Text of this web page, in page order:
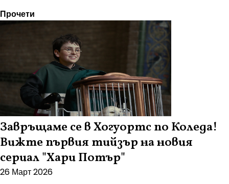
Прочети
Завръщаме се в Хогуортс по Коледа!
Вижте първия тийзър на новия
сериал "Хари Потър"
26 Март 2026